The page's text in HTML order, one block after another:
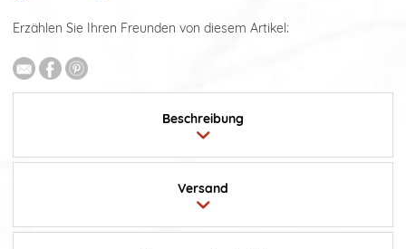
Erzählen Sie Ihren Freunden von diesem Artikel:
Beschreibung
Versand